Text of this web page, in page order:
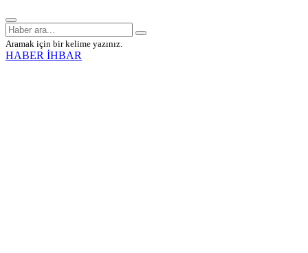
Aramak için bir kelime yazınız.
HABER İHBAR